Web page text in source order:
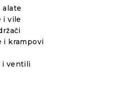
alate
i vile
i krampovi
i ventili